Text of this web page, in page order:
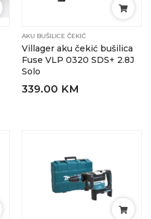
AKU BUŠILICE ČEKIĆ
Villager aku čekić bušilica
Fuse VLP 0320 SDS+ 2.8J
Solo
339.00 KM